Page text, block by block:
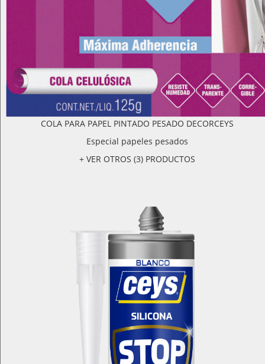
COLA PARA PAPEL PINTADO PESADO DECORCEYS
Especial papeles pesados
+ VER OTROS (3) PRODUCTOS